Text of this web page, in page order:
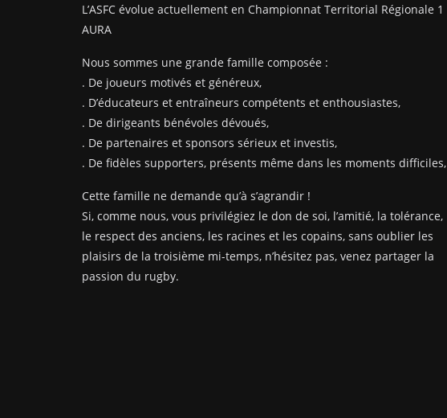
L’ASFC évolue actuellement en Championnat Territorial Régionale 1
AURA
Nous sommes une grande famille composée :
. De joueurs motivés et généreux,
. D’éducateurs et entraîneurs compétents et enthousiastes,
. De dirigeants bénévoles dévoués,
. De partenaires et sponsors sérieux et investis,
. De fidèles supporters, présents même dans les moments difficiles,
Cette famille ne demande qu’à s’agrandir !
Si, comme nous, vous privilégiez le don de soi, l’amitié, la tolérance,
le respect des anciens, les racines et les copains, sans oublier les
plaisirs de la troisième mi-temps, n’hésitez pas, venez partager la
passion du rugby.